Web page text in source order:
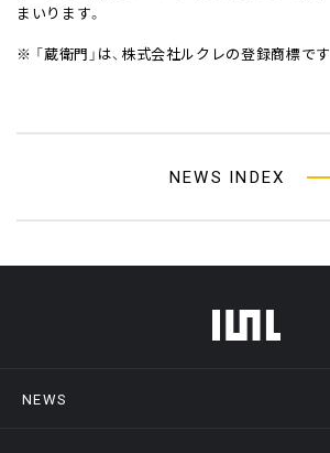
まいります。
※ 「蔵衛門」は、株式会社ルクレの登録商標です
NEWS INDEX
フッターメニュー
NEWS